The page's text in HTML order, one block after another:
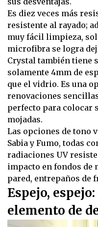
Es diez veces más
resistente al rayado;
muy fácil limpieza,
microfibra se logra
Crystal también tiene
solamente 4mm de
que el vidrio. Es una
renovaciones
perfecto para colocar
mojadas.
Las opciones de tono
Sabia y Fumo, todas
radiaciones UV
impacto en fondos de
pared, entrepaños de
Espejo,
elemento de